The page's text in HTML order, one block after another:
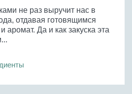
не раз выручит нас в
отдавая готовящимся
аромат. Да и как закуска эта